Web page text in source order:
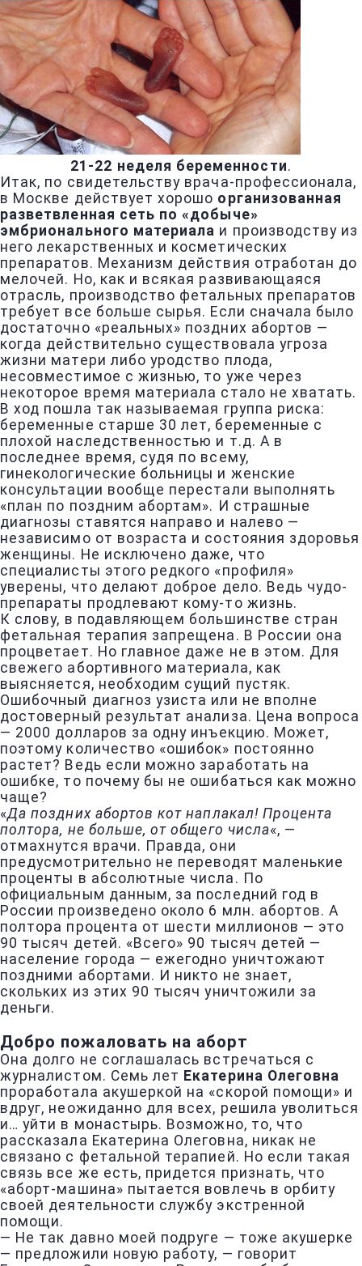
21-22 неделя беременности.
Итак, по свидетельству врача-профессионала,
в Москве действует хорошо организованная
разветвленная сеть по «добыче»
эмбрионального материала и производству из
него лекарственных и косметических
препаратов. Механизм действия отработан до
мелочей. Но, как и всякая развивающаяся
отрасль, производство фетальных препаратов
требует все больше сырья. Если сначала было
достаточно «реальных» поздних абортов —
когда действительно существовала угроза
жизни матери либо уродство плода,
несовместимое с жизнью, то уже через
некоторое время материала стало не хватать.
В ход пошла так называемая группа риска:
беременные старше 30 лет, беременные с
плохой наследственностью и т.д. А в
последнее время, судя по всему,
гинекологические больницы и женские
консультации вообще перестали выполнять
«план по поздним абортам». И страшные
диагнозы ставятся направо и налево —
независимо от возраста и состояния здоровья
женщины. Не исключено даже, что
специалисты этого редкого «профиля»
уверены, что делают доброе дело. Ведь чудо-
препараты продлевают кому-то жизнь.
К слову, в подавляющем большинстве стран
фетальная терапия запрещена. В России она
процветает. Но главное даже не в этом. Для
свежего абортивного материала, как
выясняется, необходим сущий пустяк.
Ошибочный диагноз узиста или не вполне
достоверный результат анализа. Цена вопроса
— 2000 долларов за одну инъекцию. Может,
поэтому количество «ошибок» постоянно
растет? Ведь если можно заработать на
ошибке, то почему бы не ошибаться как можно
чаще?
«Да поздних абортов кот наплакал! Процента
полтора, не больше, от общего числа«, —
отмахнутся врачи. Правда, они
предусмотрительно не переводят маленькие
проценты в абсолютные числа. По
официальным данным, за последний год в
России произведено около 6 млн. абортов. А
полтора процента от шести миллионов — это
90 тысяч детей. «Всего» 90 тысяч детей —
население города — ежегодно уничтожают
поздними абортами. И никто не знает,
скольких из этих 90 тысяч уничтожили за
деньги.
Добро пожаловать на аборт
Она долго не соглашалась встречаться с
журналистом. Семь лет Екатерина Олеговна
проработала акушеркой на «скорой помощи» и
вдруг, неожиданно для всех, решила уволиться
и… уйти в монастырь. Возможно, то, что
рассказала Екатерина Олеговна, никак не
связано с фетальной терапией. Но если такая
связь все же есть, придется признать, что
«аборт-машина» пытается вовлечь в орбиту
своей деятельности службу экстренной
помощи.
— Не так давно моей подруге — тоже акушерке
— предложили новую работу, — говорит